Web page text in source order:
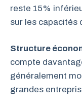
reste 15%
sur les capacités
Structure
compte
généralement
grandes